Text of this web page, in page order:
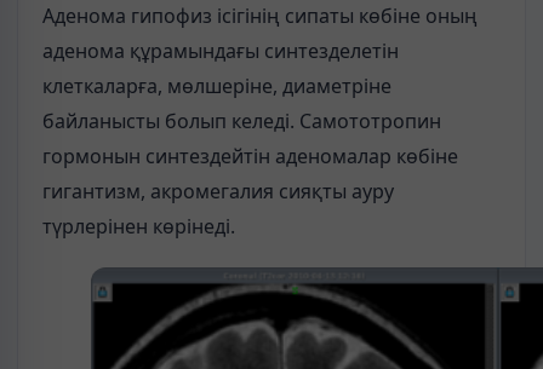
Аденома гипофиз ісігінің сипаты көбіне оның
аденома құрамындағы синтезделетін
клеткаларға, мөлшеріне, диаметріне
байланысты болып келеді. Самототропин
гормонын синтездейтін аденомалар көбіне
гигантизм, акромегалия сияқты ауру
түрлерінен көрінеді.